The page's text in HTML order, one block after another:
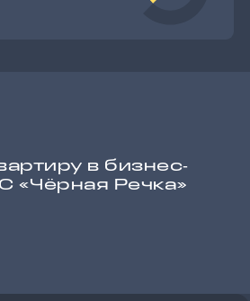
в бизнес‐
«Чёрная Речка»